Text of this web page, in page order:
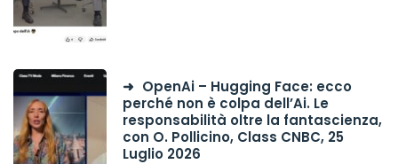
OpenAi – Hugging Face: ecco
perché non è colpa dell’Ai. Le
responsabilità oltre la fantascienza,
con O. Pollicino, Class CNBC, 25
Luglio 2026